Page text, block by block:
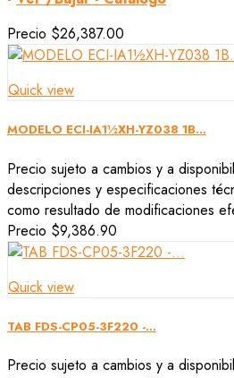
Precio $26,387.00
Quick view
MODELO ECI-IA1½XH-YZ038 1B...
Precio sujeto a cambios y a
descripciones y especificaciones
como resultado de modificaciones
Precio $9,386.90
Quick view
TAB FDS-CP05-3F220 -...
Precio sujeto a cambios y a